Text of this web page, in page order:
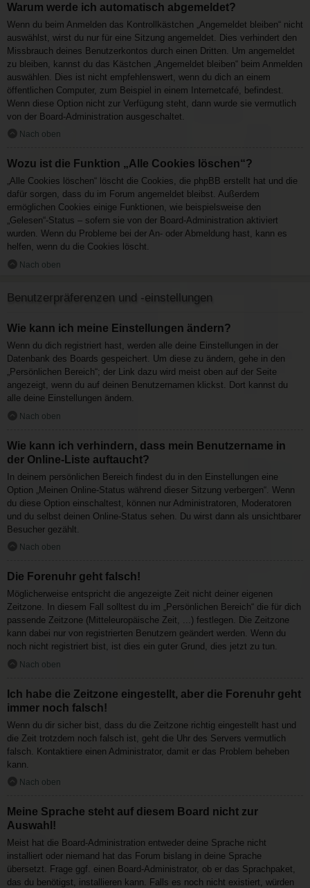
Warum werde ich automatisch abgemeldet?
Wenn du beim Anmelden das Kontrollkästchen „Angemeldet bleiben“ nicht
auswählst, wirst du nur für eine Sitzung angemeldet. Dies verhindert den
Missbrauch deines Benutzerkontos durch einen Dritten. Um angemeldet
zu bleiben, kannst du das Kästchen „Angemeldet bleiben“ beim Anmelden
auswählen. Dies ist nicht empfehlenswert, wenn du dich an einem
öffentlichen Computer, zum Beispiel in einem Internetcafé, befindest.
Wenn diese Option nicht zur Verfügung steht, dann wurde sie vermutlich
von der Board-Administration ausgeschaltet.
Nach oben
Wozu ist die Funktion „Alle Cookies löschen“?
„Alle Cookies löschen“ löscht die Cookies, die phpBB erstellt hat und die
dafür sorgen, dass du im Forum angemeldet bleibst. Außerdem
ermöglichen Cookies einige Funktionen, wie beispielsweise den
„Gelesen“-Status – sofern sie von der Board-Administration aktiviert
wurden. Wenn du Probleme bei der An- oder Abmeldung hast, kann es
helfen, wenn du die Cookies löscht.
Nach oben
Benutzerpräferenzen und -einstellungen
Wie kann ich meine Einstellungen ändern?
Wenn du dich registriert hast, werden alle deine Einstellungen in der
Datenbank des Boards gespeichert. Um diese zu ändern, gehe in den
„Persönlichen Bereich“; der Link dazu wird meist oben auf der Seite
angezeigt, wenn du auf deinen Benutzernamen klickst. Dort kannst du
alle deine Einstellungen ändern.
Nach oben
Wie kann ich verhindern, dass mein Benutzername in
der Online-Liste auftaucht?
In deinem persönlichen Bereich findest du in den Einstellungen eine
Option „Meinen Online-Status während dieser Sitzung verbergen“. Wenn
du diese Option einschaltest, können nur Administratoren, Moderatoren
und du selbst deinen Online-Status sehen. Du wirst dann als unsichtbarer
Besucher gezählt.
Nach oben
Die Forenuhr geht falsch!
Möglicherweise entspricht die angezeigte Zeit nicht deiner eigenen
Zeitzone. In diesem Fall solltest du im „Persönlichen Bereich“ die für dich
passende Zeitzone (Mitteleuropäische Zeit, ...) festlegen. Die Zeitzone
kann dabei nur von registrierten Benutzern geändert werden. Wenn du
noch nicht registriert bist, ist dies ein guter Grund, dies jetzt zu tun.
Nach oben
Ich habe die Zeitzone eingestellt, aber die Forenuhr geht
immer noch falsch!
Wenn du dir sicher bist, dass du die Zeitzone richtig eingestellt hast und
die Zeit trotzdem noch falsch ist, geht die Uhr des Servers vermutlich
falsch. Kontaktiere einen Administrator, damit er das Problem beheben
kann.
Nach oben
Meine Sprache steht auf diesem Board nicht zur
Auswahl!
Meist hat die Board-Administration entweder deine Sprache nicht
installiert oder niemand hat das Forum bislang in deine Sprache
übersetzt. Frage ggf. einen Board-Administrator, ob er das Sprachpaket,
das du benötigst, installieren kann. Falls es noch nicht existiert, würden